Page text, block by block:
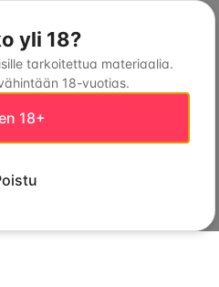
yli 18?
tarkoitettua materiaalia.
18-vuotias.
18+